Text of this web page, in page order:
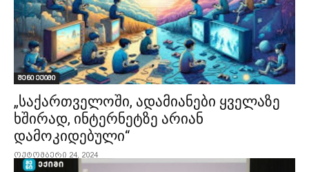
შენი ექიმი
„საქართველოში, ადამიანები ყველაზე
ხშირად, ინტერნეტზე არიან
დამოკიდებული“
ოქტომბერი 24, 2024